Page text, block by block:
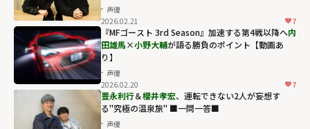
声優
2026.02.21
7
『MFゴースト 3rd Season』加速する第4戦以降へ――内
田雄馬×小野大輔が語る勝負のポイント【動画あ
り】
声優
2026.02.20
7
豊永利行＆櫻井孝宏、運転できない2人が妄想す
る"究極の温泉旅" ■一問一答■
声優